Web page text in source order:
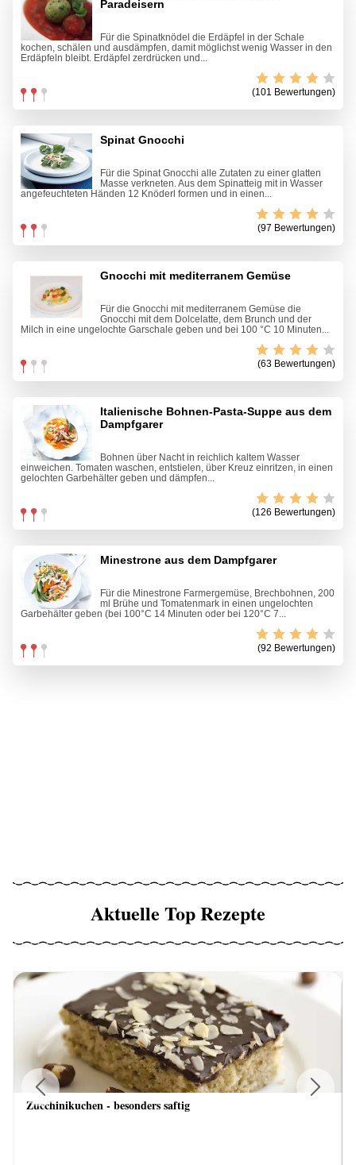
Paradeisern
Für die Spinatknödel die Erdäpfel in der Schale
kochen, schälen und ausdämpfen, damit möglichst wenig Wasser in den
Erdäpfeln bleibt. Erdäpfel zerdrücken und...
(101 Bewertungen)
Spinat Gnocchi
Für die Spinat Gnocchi alle Zutaten zu einer glatten
Masse verkneten. Aus dem Spinatteig mit in Wasser
angefeuchteten Händen 12 Knöderl formen und in einen...
(97 Bewertungen)
Gnocchi mit mediterranem Gemüse
Für die Gnocchi mit mediterranem Gemüse die
Gnocchi mit dem Dolcelatte, dem Brunch und der
Milch in eine ungelochte Garschale geben und bei 100 °C 10 Minuten...
(63 Bewertungen)
Italienische Bohnen-Pasta-Suppe aus dem
Dampfgarer
Bohnen über Nacht in reichlich kaltem Wasser
einweichen. Tomaten waschen, entstielen, über Kreuz einritzen, in einen
gelochten Garbehälter geben und dämpfen...
(126 Bewertungen)
Minestrone aus dem Dampfgarer
Für die Minestrone Farmergemüse, Brechbohnen, 200
ml Brühe und Tomatenmark in einen ungelochten
Garbehälter geben (bei 100°C 14 Minuten oder bei 120°C 7...
(92 Bewertungen)
Aktuelle Top Rezepte
Zucchinikuchen - besonders saftig
Previous